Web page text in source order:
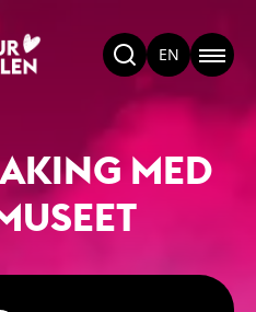
EN
MED